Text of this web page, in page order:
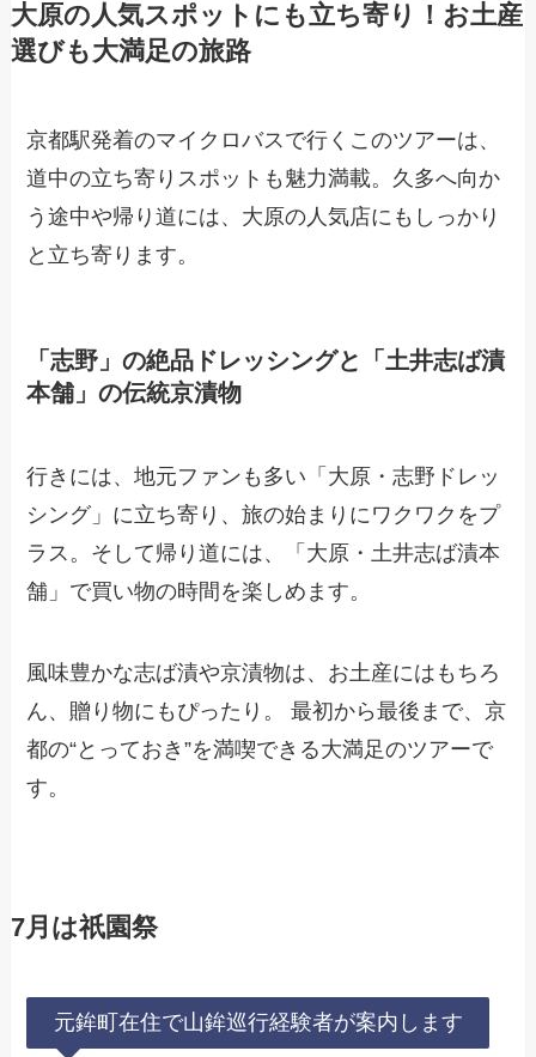
大原の人気スポットにも立ち寄り！お土産
選びも大満足の旅路
京都駅発着のマイクロバスで行くこのツアーは、
道中の立ち寄りスポットも魅力満載。久多へ向か
う途中や帰り道には、大原の人気店にもしっかり
と立ち寄ります。
「志野」の絶品ドレッシングと「土井志ば漬
本舗」の伝統京漬物
行きには、地元ファンも多い「大原・志野ドレッ
シング」に立ち寄り、旅の始まりにワクワクをプ
ラス。そして帰り道には、「大原・土井志ば漬本
舗」で買い物の時間を楽しめます。
風味豊かな志ば漬や京漬物は、お土産にはもちろ
ん、贈り物にもぴったり。 最初から最後まで、京
都の“とっておき”を満喫できる大満足のツアーで
す。
7月は祇園祭
元鉾町在住で山鉾巡行経験者が案内します